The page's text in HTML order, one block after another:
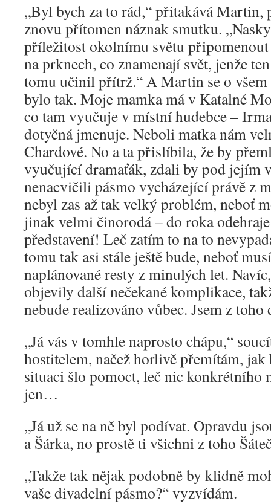
„Byl bych za to rád,“ přitakává Martin,
znovu přítomen náznak smutku.
příležitost okolnímu světu
na prknech, co znamenají svět, jenže
tomu učinil přítrž.“ A Martin se o
bylo tak. Moje mamka má v Katalné
co tam vyučuje v místní hudebce –
dotyčná jmenuje. Neboli matka nám
Chardové. No a ta přislíbila, že by
vyučující dramaťák, zdali by pod jejím
nenacvičili pásmo vycházející právě z
nebyl zas až tak velký problém, neboť
jinak velmi činorodá – do roka
představení! Leč zatím to na to
tomu tak asi stále ještě bude, neboť
naplánované resty z minulých let.
objevily další nečekané komplikace,
nebude realizováno vůbec. Jsem z toho
„Já vás v tomhle naprosto chápu,“
hostitelem, načež horlivě přemítám,
situaci šlo pomoct, leč nic konkrétního
jen…
„Já už se na ně byl podívat. Opravdu
a Šárka, no prostě ti všichni z toho
„Takže tak nějak podobně by klidně
vaše divadelní pásmo?“ vyzvídám.